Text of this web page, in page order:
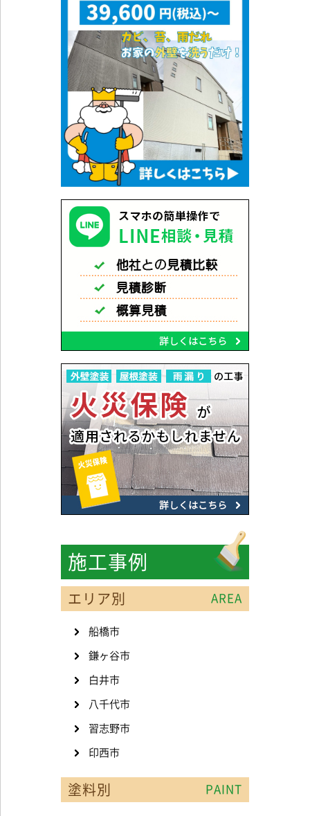
施工事例
エリア別 AREA
船橋市
鎌ヶ谷市
白井市
八千代市
習志野市
印西市
塗料別 PAINT